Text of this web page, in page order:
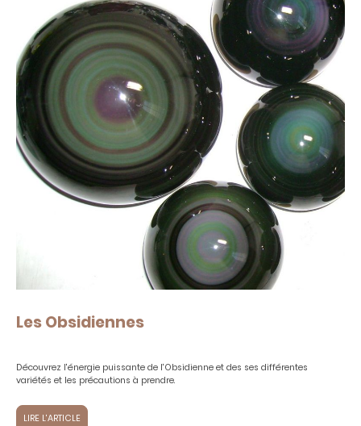
Les Obsidiennes
Découvrez l'énergie puissante de l'Obsidienne et des ses différentes
variétés et les précautions à prendre.
LIRE L'ARTICLE